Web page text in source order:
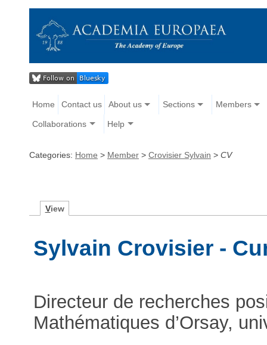
Home Contact us About us Sections Members
Collaborations Help
Categories: Home > Member > Crovisier Sylvain > CV
View
Sylvain Crovisier -
Directeur de recherches
Mathématiques d’Orsay,